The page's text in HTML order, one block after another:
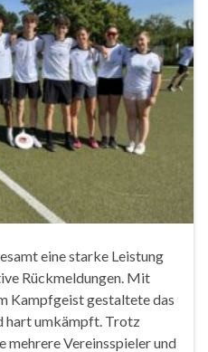
eine starke Leistung
Rückmeldungen. Mit
Kampfgeist gestaltete das
hart umkämpft. Trotz
mehrere Vereinsspieler und